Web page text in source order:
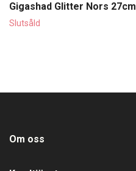
Gigashad Glitter Nors 27cm
Slutsåld
Om oss